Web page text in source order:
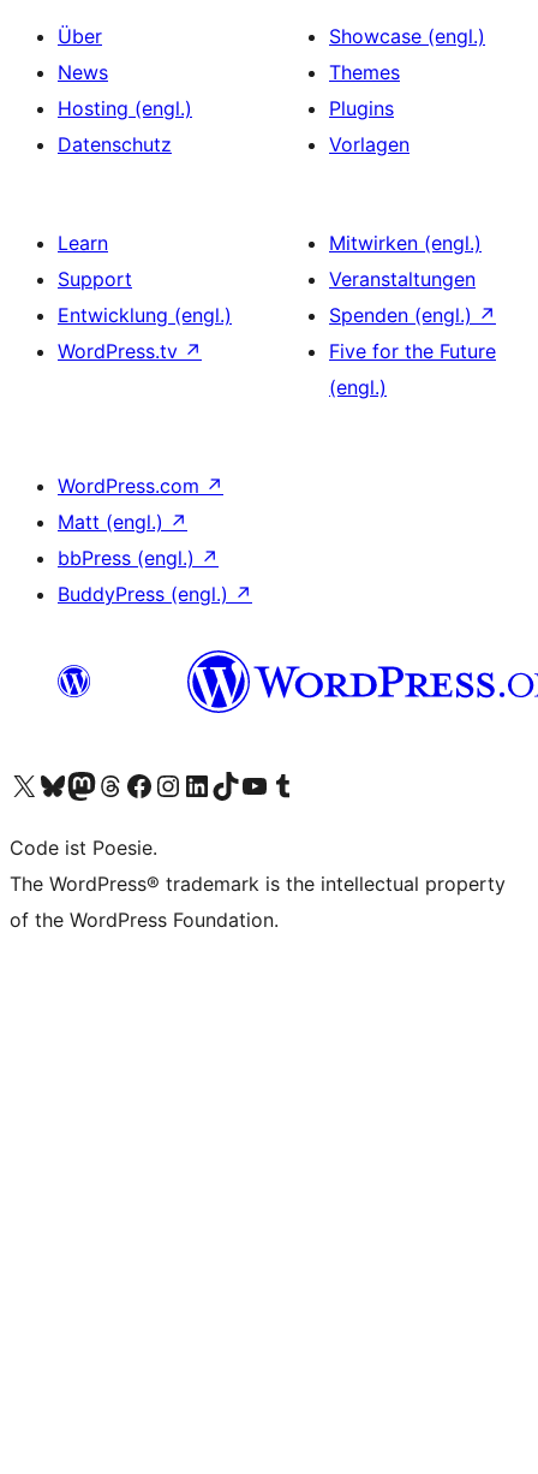
Über
News
Hosting (engl.)
Datenschutz
Showcase (engl.)
Themes
Plugins
Vorlagen
Learn
Support
Entwicklung (engl.)
WordPress.tv ↗
Mitwirken (engl.)
Veranstaltungen
Spenden (engl.) ↗
Five for the Future
(engl.)
WordPress.com ↗
Matt (engl.) ↗
bbPress (engl.) ↗
BuddyPress (engl.) ↗
Unser X-Konto (früher Twitter) besuchen
Unser Bluesky-Konto besuchen
Unser Mastodon-Konto besuchen
Unser Threads-Konto besuchen
Unsere Facebook-Seite besuchen
Unser Instagram-Konto besuchen
Unser LinkedIn-Konto besuchen
Unser TikTok-Konto besuchen
Unseren YouTube-Kanal besuchen
Unser Tumblr-Konto besuchen
Code ist Poesie.
The WordPress® trademark is the intellectual property
of the WordPress Foundation.